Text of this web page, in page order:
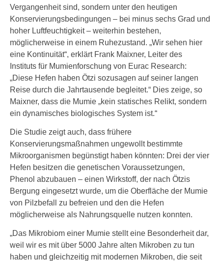
Vergangenheit sind, sondern unter den heutigen
Konservierungsbedingungen – bei minus sechs Grad und
hoher Luftfeuchtigkeit – weiterhin bestehen,
möglicherweise in einem Ruhezustand. „Wir sehen hier
eine Kontinuität“, erklärt Frank Maixner, Leiter des
Instituts für Mumienforschung von Eurac Research:
„Diese Hefen haben Ötzi sozusagen auf seiner langen
Reise durch die Jahrtausende begleitet.“ Dies zeige, so
Maixner, dass die Mumie „kein statisches Relikt, sondern
ein dynamisches biologisches System ist.“
Die Studie zeigt auch, dass frühere
Konservierungsmaßnahmen ungewollt bestimmte
Mikroorganismen begünstigt haben könnten: Drei der vier
Hefen besitzen die genetischen Voraussetzungen,
Phenol abzubauen – einen Wirkstoff, der nach Ötzis
Bergung eingesetzt wurde, um die Oberfläche der Mumie
von Pilzbefall zu befreien und den die Hefen
möglicherweise als Nahrungsquelle nutzen konnten.
„Das Mikrobiom einer Mumie stellt eine Besonderheit dar,
weil wir es mit über 5000 Jahre alten Mikroben zu tun
haben und gleichzeitig mit modernen Mikroben, die seit